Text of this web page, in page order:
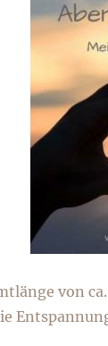
von